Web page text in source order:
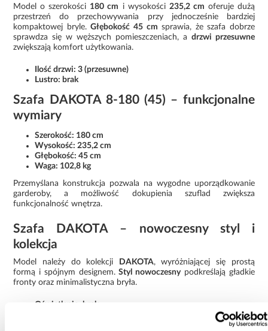
Model o szerokości 180 cm i wysokości 235,2 cm oferuje dużą
przestrzeń do przechowywania przy jednocześnie bardziej
kompaktowej bryle.Głębokość 45 cm sprawia, że szafa dobrze
sprawdza się w węższych pomieszczeniach, a drzwi przesuwne
zwiększają komfort użytkowania.
Ilość drzwi: 3 (przesuwne)
Lustro: brak
Szafa DAKOTA 8-180 (45) – funkcjonalne
wymiary
Szerokość: 180 cm
Wysokość: 235,2 cm
Głębokość: 45 cm
Waga: 102,8 kg
Przemyślana konstrukcja pozwala na wygodne uporządkowanie
garderoby, a możliwość dokupienia szuflad zwiększa
funkcjonalność wnętrza.
Szafa DAKOTA – nowoczesny styl i
kolekcja
Model należy do kolekcji DAKOTA, wyróżniającej się prostą
formą i spójnym designem.Styl nowoczesny podkreślają gładkie
fronty oraz minimalistyczna bryła.
Oświetlenie: brak